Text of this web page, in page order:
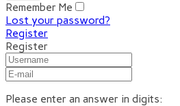
Remember Me
Lost your password?
Register
Register
Please enter an answer in digits: